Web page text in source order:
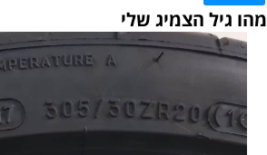
מהו גיל הצמיג שלי